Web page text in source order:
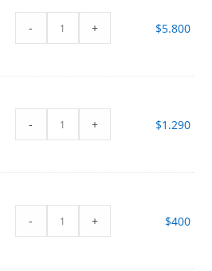
- + $5.800
- + $1.290
- + $400